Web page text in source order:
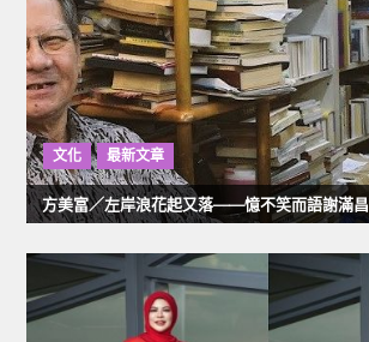
文化 最新文章
方美富／左岸浪花起又落——憶不笑而語謝滿昌